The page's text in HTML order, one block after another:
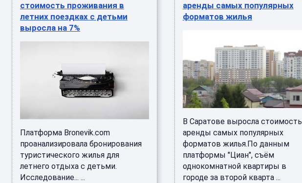
стоимость проживания в
летних поездках с детьми
выросла на 7%
Платформа Bronevik.com
проанализировала бронирования
туристического жилья для
летнего отдыха с детьми.
Исследование... ...
аренды самых популярных
форматов жилья
В Саратове выросла стоимость
аренды самых популярных
форматов жилья.По данным
платформы "Циан", съём
однокомнатной квартиры в
городе за второй кварта ...